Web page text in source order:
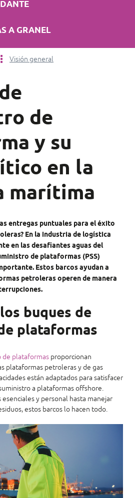
A GRANEL
Visión general
de
y su
en la
marítima
entregas puntuales para el éxito
En la industria de logística
en las desafiantes aguas del
de plataformas (PSS)
Estos barcos ayudan a
petroleras operen de manera
buques de
plataformas
de plataformas proporcionan
plataformas petroleras y de gas
están adaptados para satisfacer
a plataformas offshore.
y personal hasta manejar
estos barcos lo hacen todo.